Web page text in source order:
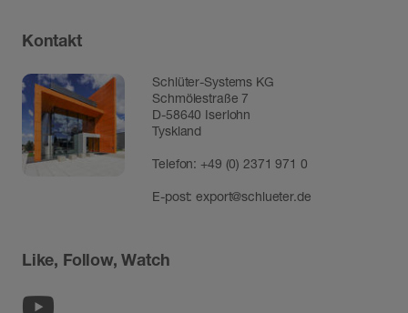
Kontakt
Schlüter-Systems KG
Schmölestraße 7
D-58640 Iserlohn
Tyskland
Telefon:+49 (0) 2371 971 0
E-post:export@schlueter.de
Like, Follow, Watch